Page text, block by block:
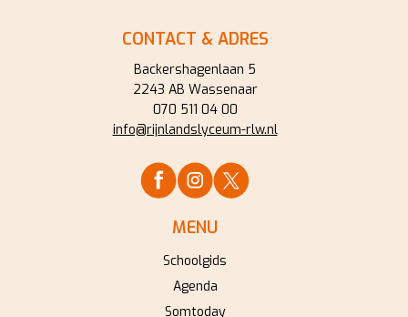
CONTACT & ADRES
Backershagenlaan 5
2243 AB Wassenaar
070 511 04 00
info@rijnlandslyceum-rlw.nl
MENU
Schoolgids
Agenda
Somtoday